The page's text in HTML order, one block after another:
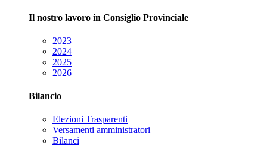
Il nostro lavoro in Consiglio Provinciale
2023
2024
2025
2026
Bilancio
Elezioni Trasparenti
Versamenti amministratori
Bilanci